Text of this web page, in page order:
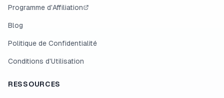
Programme d'Affiliation
Blog
Politique de Confidentialité
Conditions d'Utilisation
RESSOURCES